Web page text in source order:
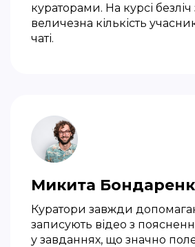
кураторами. На курсі безліч
величезна кількість
чаті.
Микита
Куратори завжди
записують відео з
у завданнях, що значно